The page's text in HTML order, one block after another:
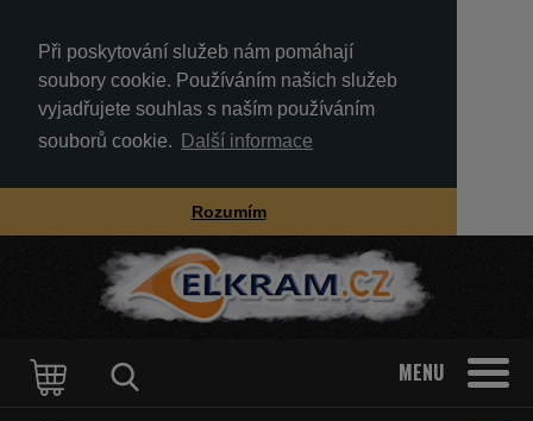
Při poskytování služeb nám pomáhají
soubory cookie. Používáním našich služeb
vyjadřujete souhlas s naším používáním
souborů cookie.
Další informace
Rozumím
MENU